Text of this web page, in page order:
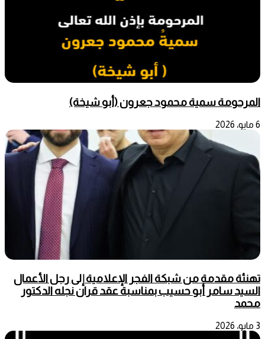
المرحومة سمية محمود جعرون (أبو شيخة)
6 مايو، 2026
تهنئة مقدمة من شبكة الفجر الإعلامية إلى رجل الأعمال
السيد سامر أبو حسيب بمناسبة عقد قران نجله الدكتور
محمد
3 مايو، 2026